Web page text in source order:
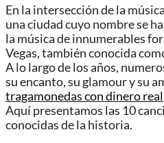
En la intersección de la
una ciudad cuyo nombre se
la música de innumerables
Vegas, también conocida
A lo largo de los años,
su encanto, su glamour y su
tragamonedas con dinero real
Aquí presentamos las 10
conocidas de la historia.